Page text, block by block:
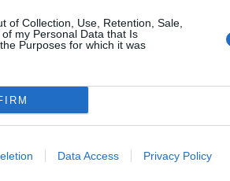
of Collection, Use, Retention, Sale,
my Personal Data that Is
Purposes for which it was
Data Access Privacy Policy